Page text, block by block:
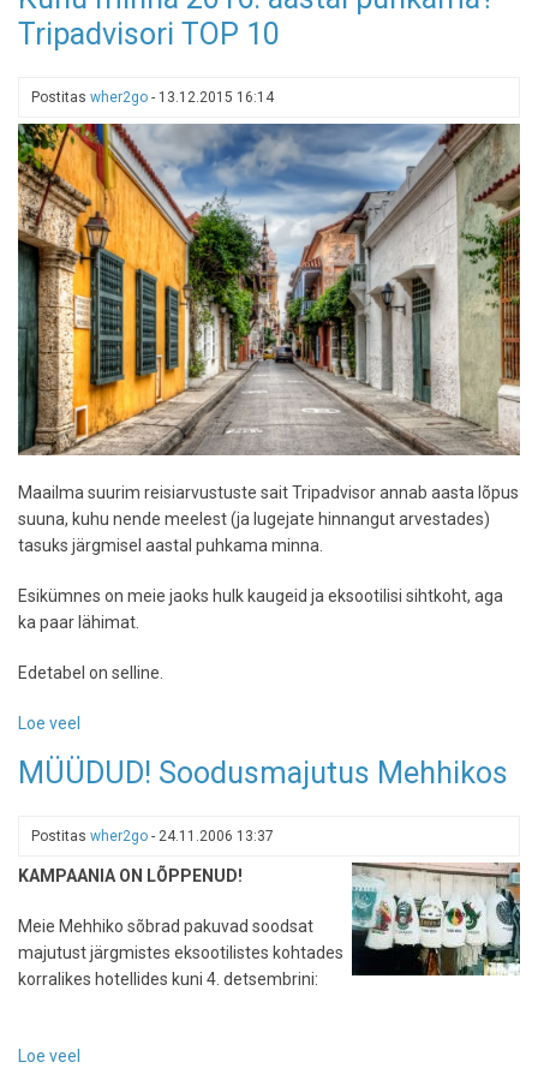
Traveller
maailma
parimad
linnad
Tripadvisori TOP 10
Postitas wher2go - 13.12.2015 16:14
Maailma suurim reisiarvustuste sait Tripadvisor annab aasta lõpus
suuna, kuhu nende meelest (ja lugejate hinnangut arvestades)
tasuks järgmisel aastal puhkama minna.
Esikümnes on meie jaoks hulk kaugeid ja eksootilisi sihtkoht, aga
ka paar lähimat.
Edetabel on selline.
Loe veel
minna
aastal
Tripadvisori
10
MÜÜDUD! Soodusmajutus Mehhikos
Postitas wher2go - 24.11.2006 13:37
KAMPAANIA ON LÕPPENUD!
Meie Mehhiko sõbrad pakuvad soodsat
majutust järgmistes eksootilistes kohtades
korralikes hotellides kuni 4. detsembrini:
Loe veel